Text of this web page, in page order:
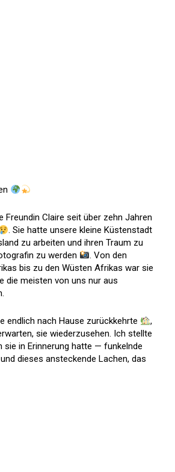
Freundin Claire seit über zehn Jahren
. Sie hatte unsere kleine Küstenstadt
zu arbeiten und ihren Traum zu
zu werden
. Von den
bis zu den Wüsten Afrikas war sie
die meisten von uns nur aus
endlich nach Hause zurückkehrte
,
sie wiederzusehen. Ich stellte
sie in Erinnerung hatte — funkelnde
dieses ansteckende Lachen, das